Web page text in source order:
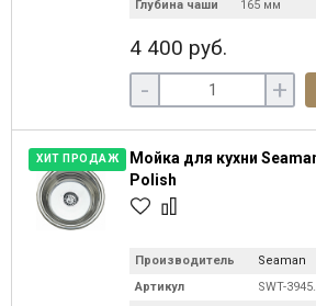
Глубина чаши
165 мм
4 400 руб.
- +
ХИТ ПРОДАЖ
Мойка для кухни
Polish
Производитель
Seaman
Артикул
SWT-